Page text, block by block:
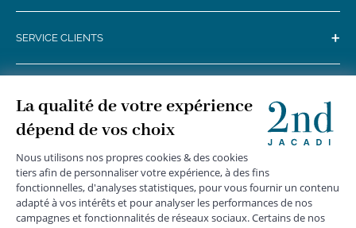
SERVICE CLIENTS +
MENTIONS LÉGALES
DONNÉES PERSONNELLES
*Livraison express gratuite en point relais dès 59 € et à domicile dès 150
€ vers la France Métropolitaine